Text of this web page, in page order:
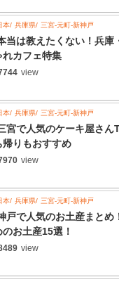
本 兵庫県 三宮-元町-新神戸
当は教えたくない！兵庫
れカフェ特集
view
本 兵庫県 三宮-元町-新神戸
宮で人気のケーキ屋さん
帰りもおすすめ
view
本 兵庫県 三宮-元町-新神戸
戸で人気のお土産まとめ
のお土産15選！
view